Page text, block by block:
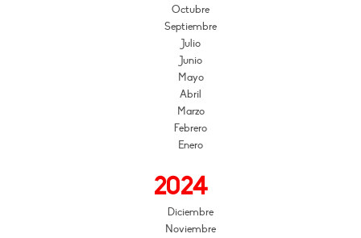
Octubre
Septiembre
Julio
Junio
Mayo
Abril
Marzo
Febrero
Enero
2024
Diciembre
Noviembre